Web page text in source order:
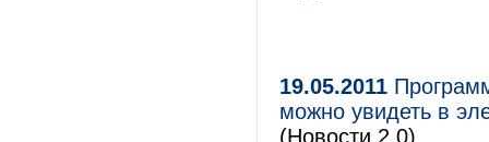
19.05.2011
можно увидеть в
(Новости 2.0)